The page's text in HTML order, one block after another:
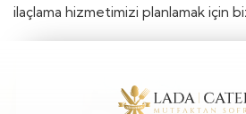
ilaçlama hizmetimizi planlamak için